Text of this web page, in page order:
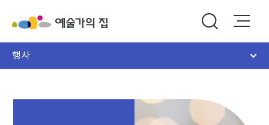
행사